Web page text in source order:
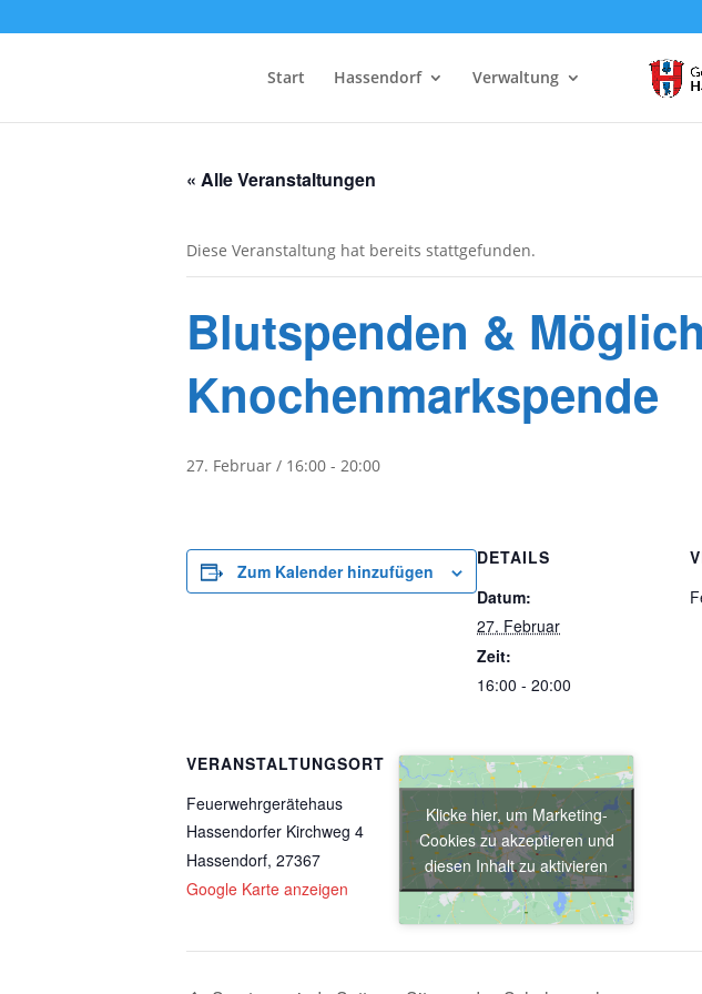
Start Hassendorf Verwaltung
« Alle Veranstaltungen
Diese Veranstaltung hat bereits stattgefunden.
Blutspenden &
Knochenmarkspende
27. Februar / 16:00 - 20:00
Zum Kalender hinzufügen
DETAILS
Datum:
27. Februar
Zeit:
16:00 - 20:00
VERANSTALTUNGSORT
Feuerwehrgerätehaus
Hassendorfer Kirchweg 4
Hassendorf, 27367
Google Karte anzeigen
Klicke hier, um Marketing-
Cookies zu akzeptieren und
diesen Inhalt zu aktivieren